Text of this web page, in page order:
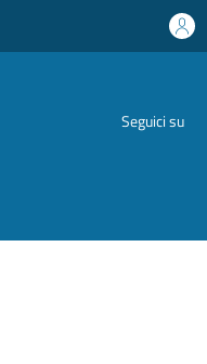
Seguici su